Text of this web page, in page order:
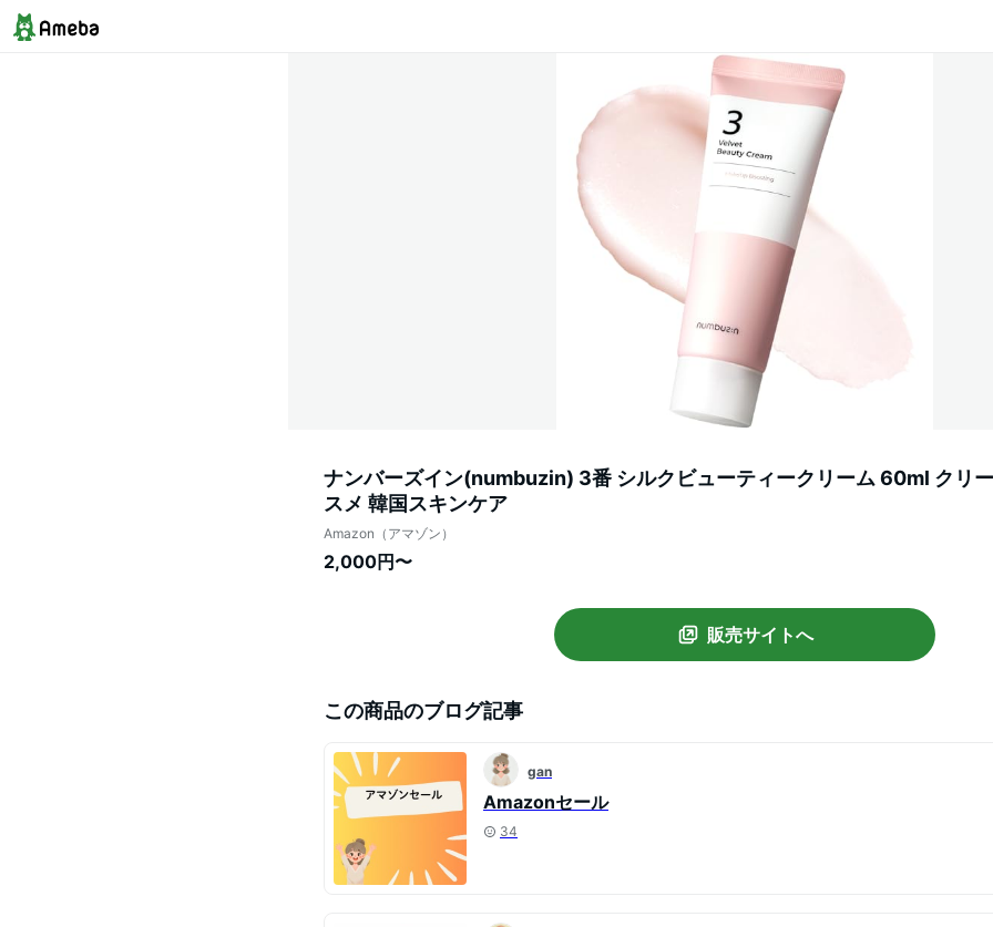
ナンバーズイン(numbuzin) 3番 シルクビューティークリーム 60ml クリ
スメ 韓国スキンケア
Amazon（アマゾン）
2,000円〜
販売サイトへ
この商品のブログ記事
gan
Amazonセール
34